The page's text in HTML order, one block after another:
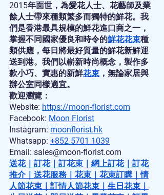
2015年面世，為愛花人士、花藝師及業
餘人士帶來種類繁多而獨特的鮮花。我
們是香港最具規模的鮮花進口商之一，
掌握不同國家優良和時令的鮮花花束種
類供應，每日將最好質量的鮮花新鮮運
送到港。我們以嶄新時尚概念，製作多
款小巧、實惠的新鮮花束 ，無論家居與
辦公室同樣適宜。
歡迎瀏覽：
Website: https://moon-florist.com
Facebook: Moon Florist
Instagram: moonflorist.hk
Whatsapp: +852 5701 1039
Email: sales@moon-florist.com
送花｜ 訂花｜ 訂花束 網上訂花｜ 訂花
推介｜ 送花服務 花束 花束訂購 ｜情
人節花束
訂情人節花束 生日花束